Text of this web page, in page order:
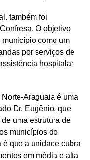
também foi
O objetivo
como um
por serviços de
hospitalar
Araguaia é uma
Dr. Eugênio, que
uma estrutura de
municípios do
é que a unidade cubra
em média e alta